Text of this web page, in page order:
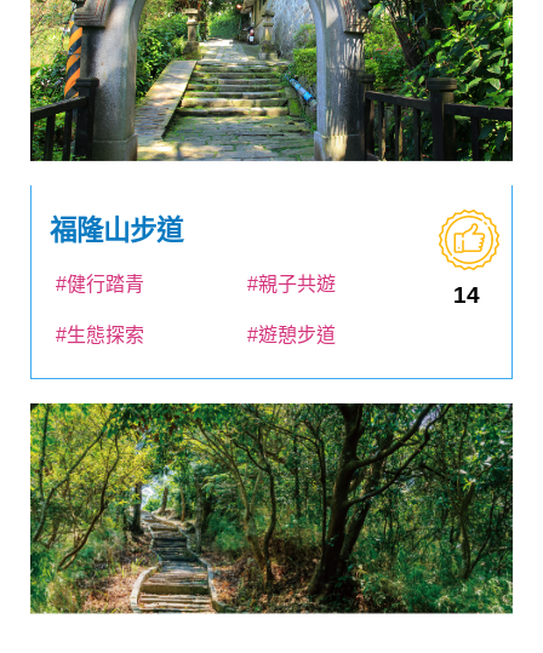
福隆山步道
14
#健行踏青 #親子共遊
#生態探索 #遊憩步道